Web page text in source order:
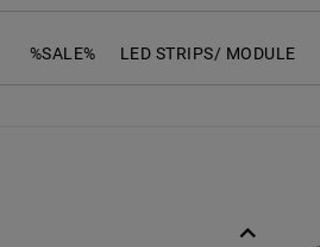
%SALE% LED STRIPS/ MODULE